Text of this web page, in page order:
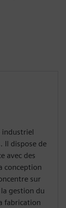
industriel
Il dispose de
avec des
conception
sur
gestion du
fabrication